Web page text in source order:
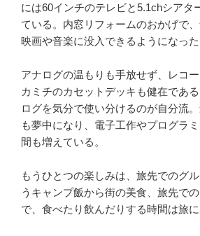
には60インチのテレビと5.1chシアタ
ている。内窓リフォームのおかげで
映画や音楽に没入できるようになった
アナログの温もりも手放せず、レコ
カミチのカセットデッキも健在であ
ログを気分で使い分けるのが自分流
も夢中になり、電子工作やプログラ
間も増えている。
もうひとつの楽しみは、旅先でのグ
うキャンプ飯から街の美食、旅先で
で、食べたり飲んだりする時間は旅に